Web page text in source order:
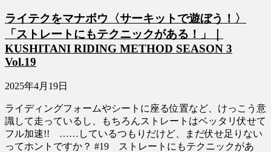
ライテクをマナボウ〈サーキットで遊ぼう！〉
「ストレートにもテクニックがある！」｜
KUSHITANI RIDING METHOD SEASON 3
Vol.19
2025年4月19日
ライディングフォームやシートに座る位置など、けっこう意
識して走っているし、もちろんストレートはベッタリ伏せて
フル加速!! ……しているつもりだけど、まだ伏せ足りない
ってホントですか？ #19 ストレートにもテクニックがあ